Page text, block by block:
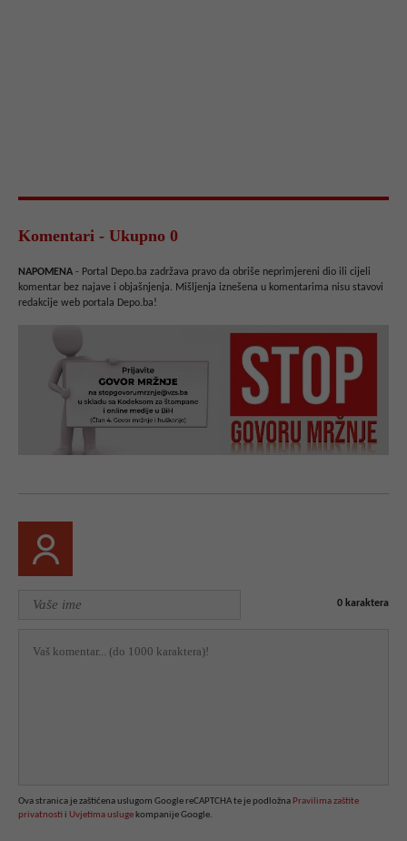
Komentari - Ukupno 0
NAPOMENA - Portal Depo.ba zadržava pravo da obriše neprimjereni dio ili cijeli
komentar bez najave i objašnjenja. Mišljenja iznešena u komentarima nisu stavovi
redakcije web portala Depo.ba!
0 karaktera
Ova stranica je zaštićena uslugom Google reCAPTCHA te je podložna Pravilima zaštite
privatnosti i Uvjetima usluge kompanije Google.